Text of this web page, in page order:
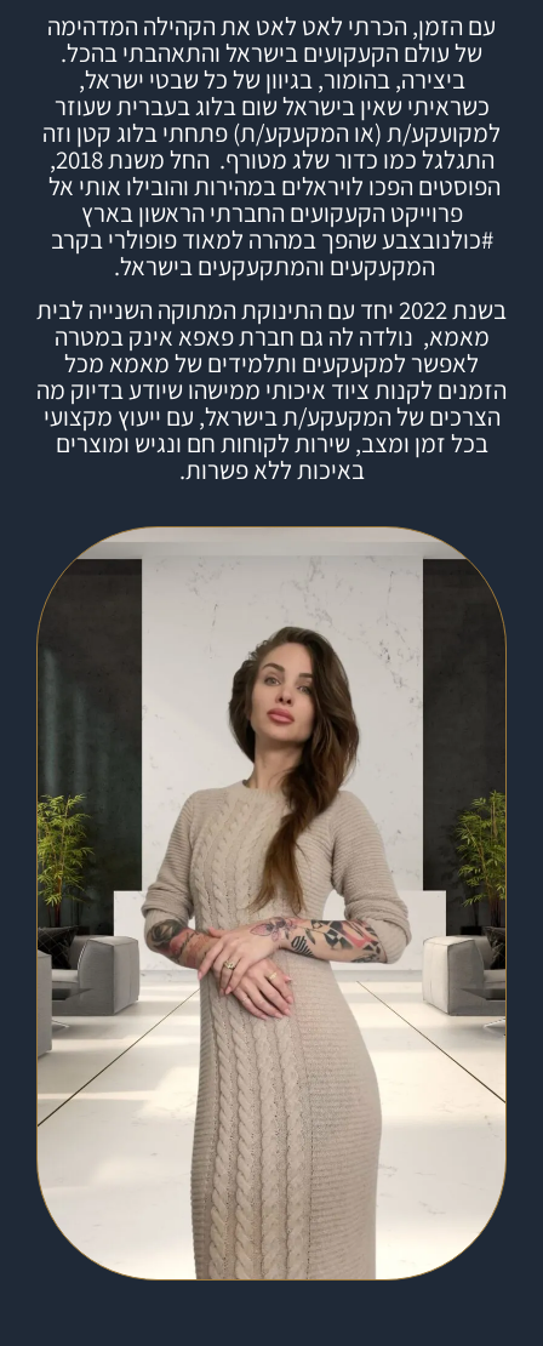
עם הזמן, הכרתי לאט לאט את הקהילה המדהימה
של עולם הקעקועים בישראל והתאהבתי בהכל.
ביצירה, בהומור, בגיוון של כל שבטי ישראל,
כשראיתי שאין בישראל שום בלוג בעברית שעוזר
למקועקע/ת (או המקעקע/ת) פתחתיבלוגקטן וזה
התגלגל כמו כדור שלג מטורף.
החל משנת 2018,
הפוסטים הפכו לויראלים במהירות והובילו אותי אל
פרוייקט הקעקועים החברתי הראשון בארץ
#כולנובצבעשהפך במהרה למאוד פופולרי בקרב
המקעקעים והמתקעקעים בישראל.
בשנת 2022 יחד עם התינוקת המתוקה השנייה לבית
מאמא, נולדה לה גם חברתפאפא אינקבמטרה
לאפשר למקעקעים ותלמידים של מאמא מכל
הזמנים לקנות ציוד איכותי ממישהו שיודע בדיוק מה
הצרכים של המקעקע/ת בישראל, עם ייעוץ מקצועי
בכל זמן ומצב, שירות לקוחות חם ונגיש ומוצרים
באיכות ללא פשרות.